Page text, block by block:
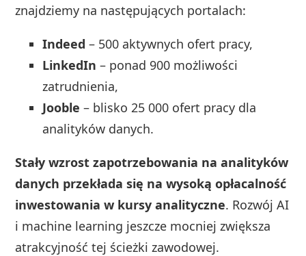
znajdziemy na następujących portalach:
Indeed – 500 aktywnych ofert pracy,
LinkedIn – ponad 900 możliwości
zatrudnienia,
Jooble – blisko 25 000 ofert pracy dla
analityków danych.
Stały wzrost zapotrzebowania na analityków
danych przekłada się na wysoką opłacalność
inwestowania w kursy analityczne. Rozwój AI
i machine learning jeszcze mocniej zwiększa
atrakcyjność tej ścieżki zawodowej.